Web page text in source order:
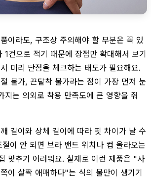
이라도, 구조상 주의해야 할 부분은 꼭 있
1건으로 적기 때문에 장점만 확대해서 보기
미리 단점을 체크하는 태도가 필요해요.
불가, 끈탈착 불가라는 점이 가장 먼저 눈
지는 의외로 착용 만족도에 큰 영향을 줘
길이와 상체 길이에 따라 핏 차이가 날 수
이 안 되면 브라 밴드 위치나 컵 올라오는
맞추기 어려워요. 실제로 이런 제품은 "사
이 살짝 애매하다"는 식의 불만이 생기기